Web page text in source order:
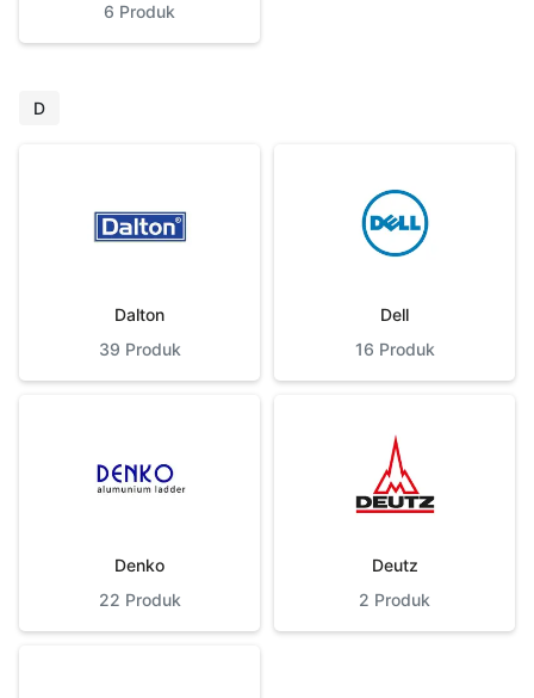
6 Produk
D
Dalton
39 Produk
Dell
16 Produk
Denko
22 Produk
Deutz
2 Produk